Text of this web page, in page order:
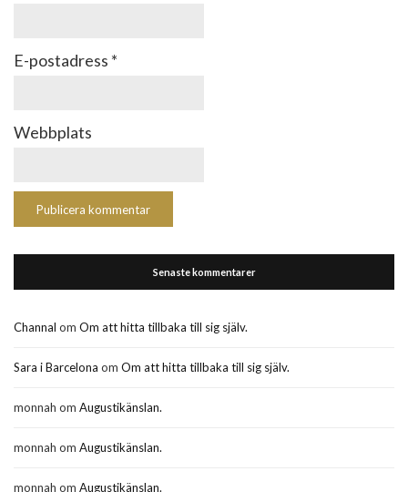
E-postadress *
Webbplats
Senaste kommentarer
Channal om Om att hitta tillbaka till sig själv.
Sara i Barcelona om Om att hitta tillbaka till sig själv.
monnah om Augustikänslan.
monnah om Augustikänslan.
monnah om Augustikänslan.